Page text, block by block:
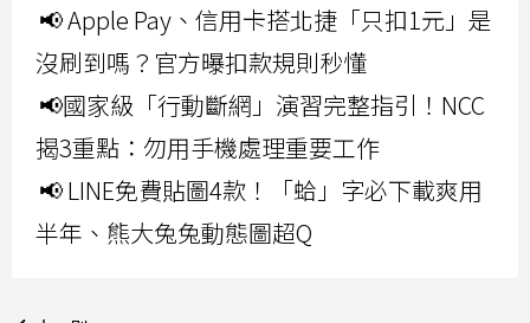
📢 Apple Pay、信用卡搭北捷「只扣1元」是
沒刷到嗎？官方曝扣款規則秒懂
📢國家級「行動斷網」演習完整指引！NCC
揭3重點：勿用手機處理重要工作
📢 LINE免費貼圖4款！「蛤」字必下載爽用
半年、熊大兔兔動態圖超Q